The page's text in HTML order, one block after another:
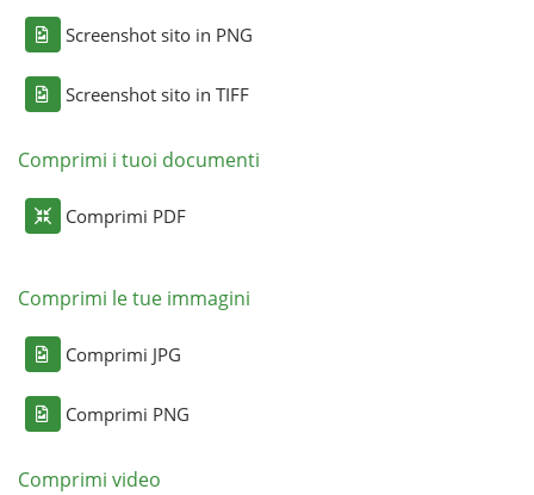
Screenshot sito in PNG
Screenshot sito in TIFF
Comprimi i tuoi documenti
Comprimi PDF
Comprimi le tue immagini
Comprimi JPG
Comprimi PNG
Comprimi video